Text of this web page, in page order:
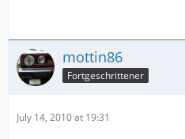
mottin86
Fortgeschrittener
July 14, 2010 at 19:31